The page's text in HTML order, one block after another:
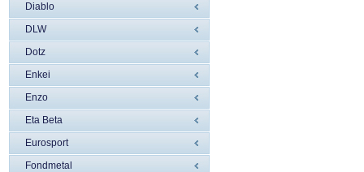
Diablo
DLW
Dotz
Enkei
Enzo
Eta Beta
Eurosport
Fondmetal